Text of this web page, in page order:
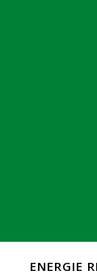
ENERGIE